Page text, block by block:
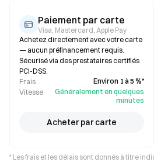
Paiement par carte
Visa, Mastercard, Apple Pay
Achetez directement avec votre carte
— aucun préfinancement requis.
Sécurisé via des prestataires certifiés
PCI-DSS.
Frais
Environ 1 à 5 %*
Vitesse
Généralement en quelques
minutes
Acheter par carte
* Les frais et les délais sont donnés à titre